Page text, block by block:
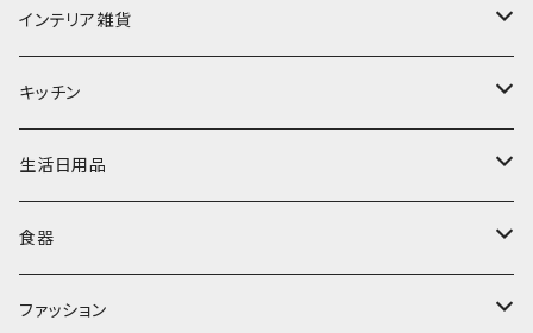
インテリア雑貨
置物・オブジェ
ミラー
ぬいぐるみ
時計
キッチン
水筒・マグ
カトラリー
食器
生活日用品
タオル・ハンカチ
キッチンクロス
その他
食器
コップ・マグカップ
ファッション